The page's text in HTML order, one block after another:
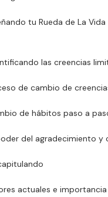
tu Rueda de La
las creencias
de cambio de
de hábitos paso a
del agradecimiento
actuales e